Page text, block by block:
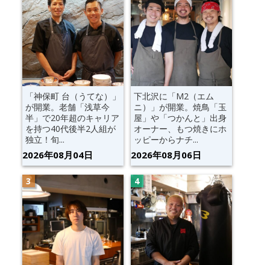
「神保町 台（うてな）」
が開業。老舗「浅草今
半」で20年超のキャリア
を持つ40代後半2人組が
独立！旬...
2026年08月04日
下北沢に「M2（エム
ニ）」が開業。焼鳥「玉
屋」や「つかんと」出身
オーナー、もつ焼きにホ
ッピーからナチ...
2026年08月06日